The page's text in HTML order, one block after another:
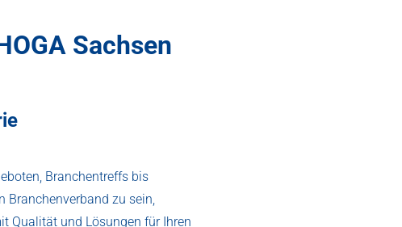
Sachsen
Branchentreffs bis
Branchenverband zu sein,
Qualität und Lösungen für Ihren